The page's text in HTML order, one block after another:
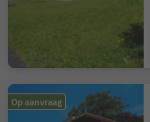
Op aanvraag